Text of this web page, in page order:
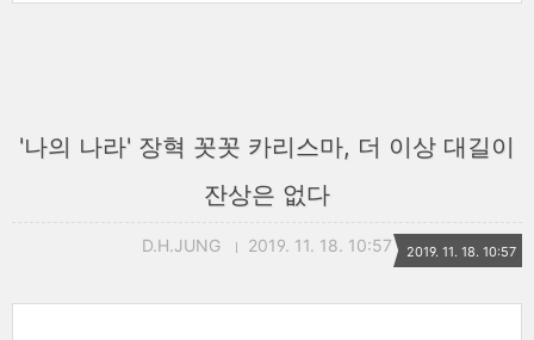
'나의 나라' 장혁 꼿꼿 카리스마, 더 이상 대길이
잔상은 없다
D.H.JUNG 2019. 11. 18. 10:57 2019. 11. 18. 10:57